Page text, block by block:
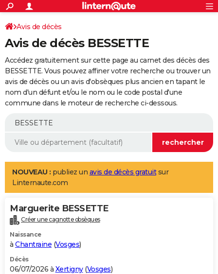
ACTUALITÉS
Politique
Société
Faits Divers
Education
Monde
Villes
+
SPORT
Coupe du monde 2026
Football
Tennis
Cyclisme
Rugby
Forum
Programme TV
TNT
Streaming
Cinéma
Sorties cinéma
Musique
+
FINANCE
Retraite
Epargne
Immobilier
Risques naturels par ville
Banque
Assurance
AUTO
Essais
Réserver un essai
Citadines
Berlines
SUV
Forum auto
+
Mobiles
Meilleur smartphone
Internet
Ordinateurs
Jeux vidéo
Guide high-tech
Aménagement intérieur
LIFESTYLE
Art de vivre
Bien-être
Loisirs
Mode
Modes de vie
Alimentation
Guide de la santé
Maladies
Médicaments
Sommeil
VOYAGE
Destinations
City break
Voyage nature
Voyage de noces
Forum
Climat
+PHOTO
GUIDES D'ACHAT
BONS PLANS
Avis de décès
Avis de décès BESSETTE
Accédez gratuitement sur cette page au carnet des décès des
BESSETTE. Vous pouvez affiner votre recherche ou trouver un
avis de décès ou un avis d'obsèques plus ancien en tapant le
nom d'un défunt et/ou le nom ou le code postal d'une
commune dans le moteur de recherche ci-dessous.
NOUVEAU : publiez un avis de décès gratuitsur
Linternaute.com
Marguerite BESSETTE
Créer une cagnotte obsèques
Naissance
à Chantraine (Vosges)
Décès
06/07/2026 à Xertigny(Vosges)